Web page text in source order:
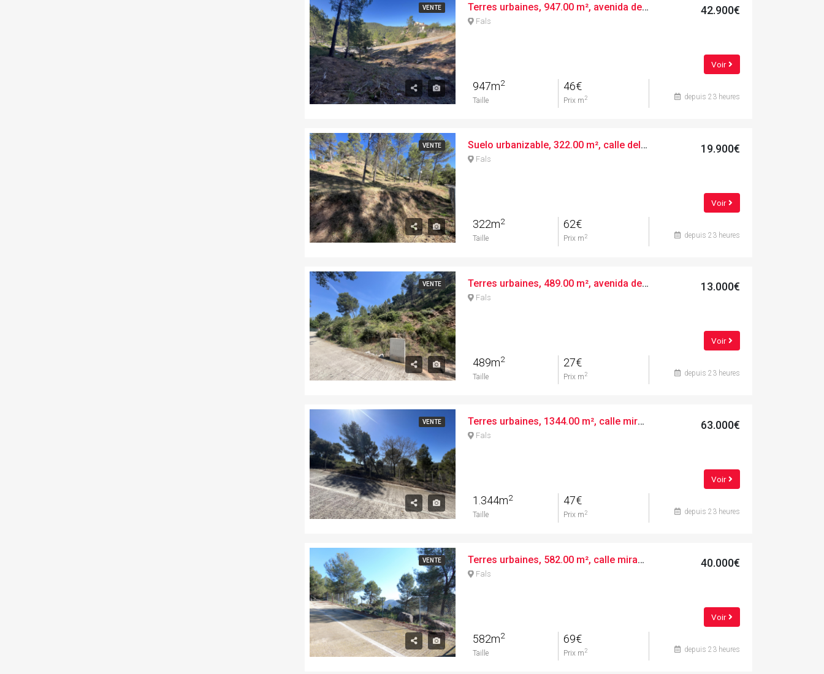
VENTE Terres urbaines, 947.00 m², avenida de la verge de montserrat, 35
Fals
947m2
Taille
46€
Prix m 2
42.900€
Voir
depuis 23 heures
VENTE Suelo urbanizable, 322.00 m², calle del boso, 7
Fals
322m2
Taille
62€
Prix m 2
19.900€
Voir
depuis 23 heures
VENTE Terres urbaines, 489.00 m², avenida de las torres de fals, 3
Fals
489m2
Taille
27€
Prix m 2
13.000€
Voir
depuis 23 heures
VENTE Terres urbaines, 1344.00 m², calle mirador de canet, 34
Fals
1.344m2
Taille
47€
Prix m 2
63.000€
Voir
depuis 23 heures
VENTE Terres urbaines, 582.00 m², calle mirador de canet
Fals
582m2
Taille
69€
Prix m 2
40.000€
Voir
depuis 23 heures